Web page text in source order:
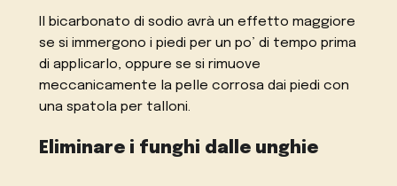
Il bicarbonato di sodio avrà un effetto maggiore
se si immergono i piedi per un po’ di tempo prima
di applicarlo, oppure se si rimuove
meccanicamente la pelle corrosa dai piedi con
una spatola per talloni.
Eliminare i funghi dalle unghie